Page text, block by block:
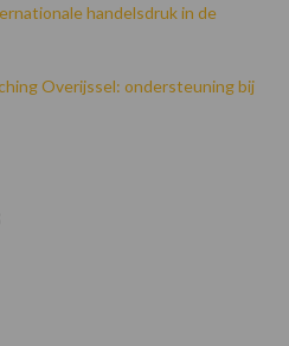
handelsdruk in de
Overijssel: ondersteuning bij